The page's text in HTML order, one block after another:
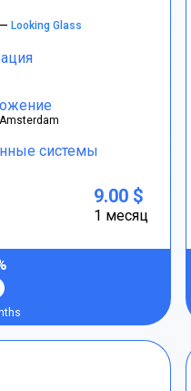
Looking Glass
системы
9.00 $
1 месяц